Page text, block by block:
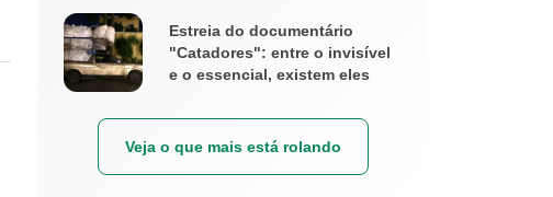
Estreia do documentário
"Catadores": entre o invisível
e o essencial, existem eles
Veja o que mais está rolando